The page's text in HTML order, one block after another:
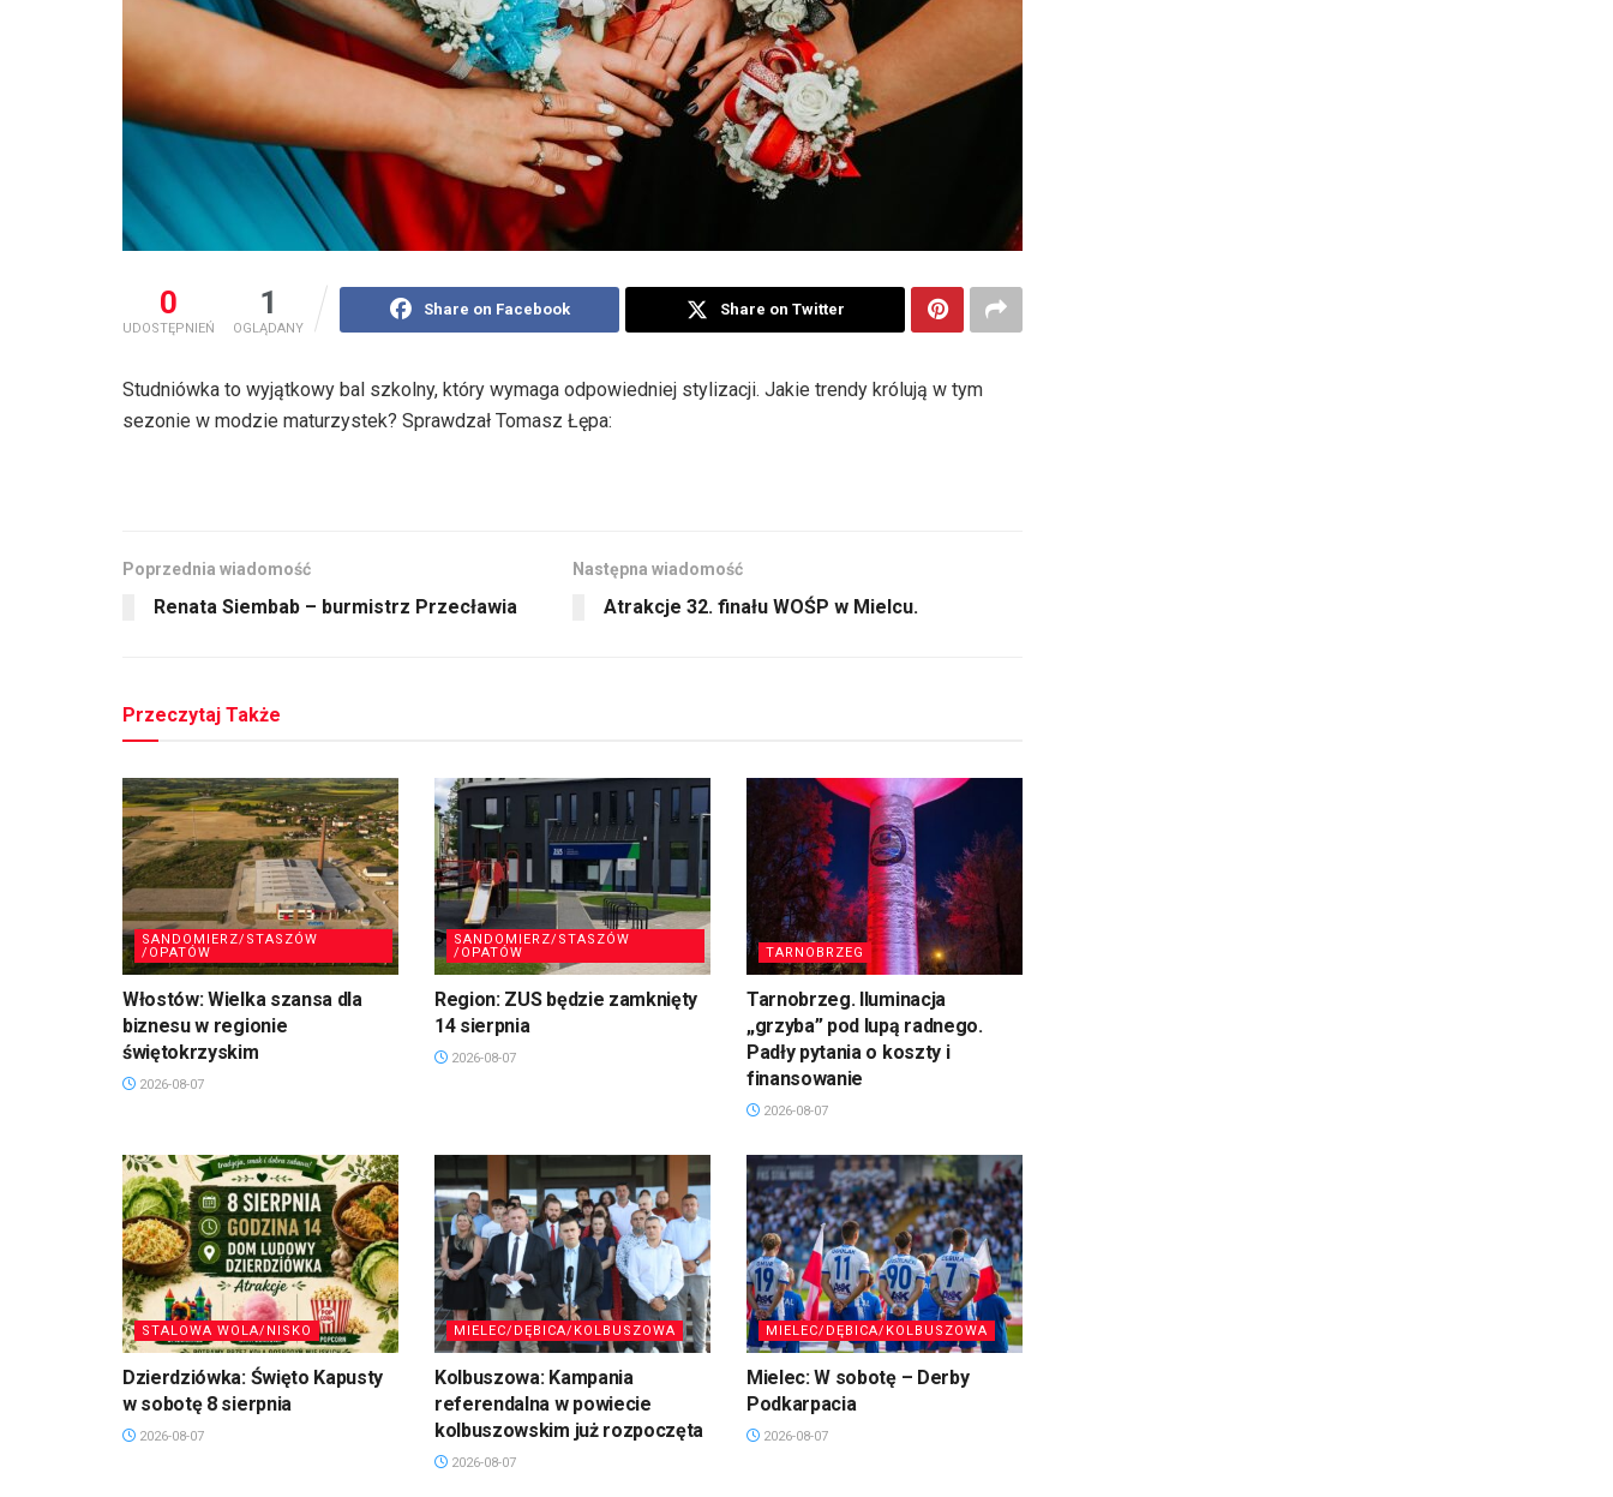
0
UDOSTĘPNIEŃ
1
OGLĄDANY
Share on Facebook Share on Twitter
Studniówka to wyjątkowy bal szkolny, który wymaga odpowiedniej stylizacji. Jakie trendy królują w tym
sezonie w modzie maturzystek? Sprawdzał Tomasz Łępa:
Poprzednia wiadomość
Renata Siembab – burmistrz Przecławia
Następna wiadomość
Atrakcje 32. finału WOŚP w Mielcu.
Przeczytaj Także
SANDOMIERZ/STASZÓW
/OPATÓW
Włostów: Wielka szansa dla
biznesu w regionie
świętokrzyskim
2026-08-07
SANDOMIERZ/STASZÓW
/OPATÓW
Region: ZUS będzie zamknięty
14 sierpnia
2026-08-07
TARNOBRZEG
Tarnobrzeg. Iluminacja
„grzyba” pod lupą radnego.
Padły pytania o koszty i
finansowanie
2026-08-07
STALOWA WOLA/NISKO
Dzierdziówka: Święto Kapusty
w sobotę 8 sierpnia
2026-08-07
MIELEC/DĘBICA/KOLBUSZOWA
Kolbuszowa: Kampania
referendalna w powiecie
kolbuszowskim już rozpoczęta
2026-08-07
MIELEC/DĘBICA/KOLBUSZOWA
Mielec: W sobotę – Derby
Podkarpacia
2026-08-07